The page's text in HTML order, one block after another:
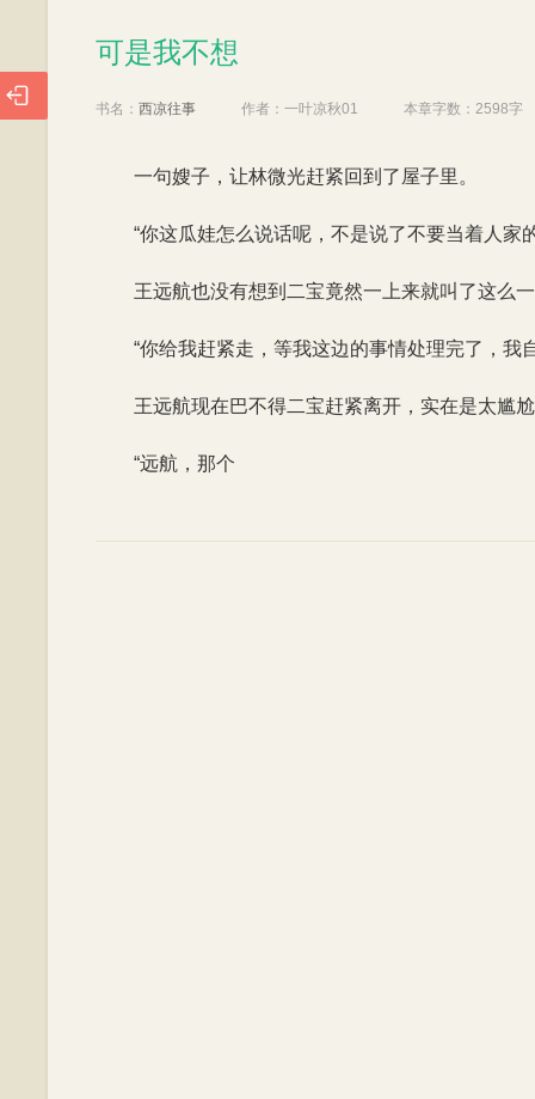
可是我不想
书名： 西凉往事 作者： 一叶凉秋01 本章字数： 2598字
一句嫂子，让林微光赶紧回到了屋子里。
“你这瓜娃怎么说话呢，不是说了不要当着人家
王远航也没有想到二宝竟然一上来就叫了这么
“你给我赶紧走，等我这边的事情处理完了，我
王远航现在巴不得二宝赶紧离开，实在是太尴
“远航，那个
